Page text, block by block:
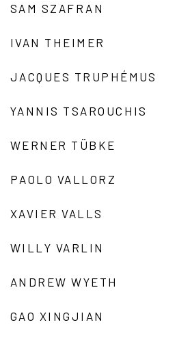
SAM SZAFRAN
IVAN THEIMER
JACQUES TRUPHÉMUS
YANNIS TSAROUCHIS
WERNER TÜBKE
PAOLO VALLORZ
XAVIER VALLS
WILLY VARLIN
ANDREW WYETH
GAO XINGJIAN